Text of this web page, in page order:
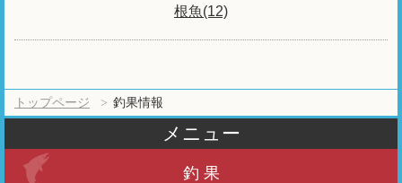
根魚(12)
トップページ 釣果情報
メニュー
釣 果